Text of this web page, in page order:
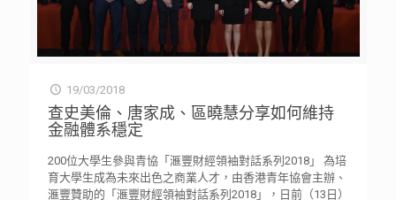
19/03/2018
查史美倫、唐家成、區曉慧分享如何維持
金融體系穩定
200位大學生參與青協「滙豐財經領袖對話系列2018」 為培
育大學生成為未來出色之商業人才，由香港青年協會主辦、
滙豐贊助的「滙豐財經領袖對話系列2018」，日前（13日）